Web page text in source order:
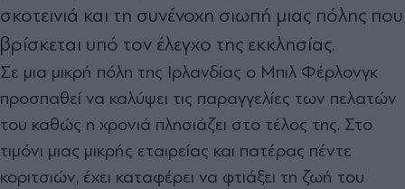
σκοτεινιά και τη συνένοχη σιωπή μιας πόλης που
βρίσκεται υπό τον έλεγχο της εκκλησίας.
Σε μια μικρή πόλη της Ιρλανδίας ο Μπιλ Φέρλονγκ
προσπαθεί να καλύψει τις παραγγελίες των πελατών
του καθώς η χρονιά πλησιάζει στο τέλος της. Στο
τιμόνι μιας μικρής εταιρείας και πατέρας πέντε
κοριτσιών, έχει καταφέρει να φτιάξει τη ζωή του